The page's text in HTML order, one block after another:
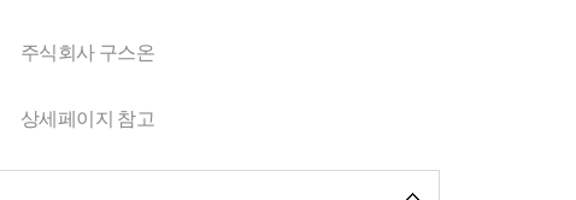
주식회사 구스온
상세페이지 참고